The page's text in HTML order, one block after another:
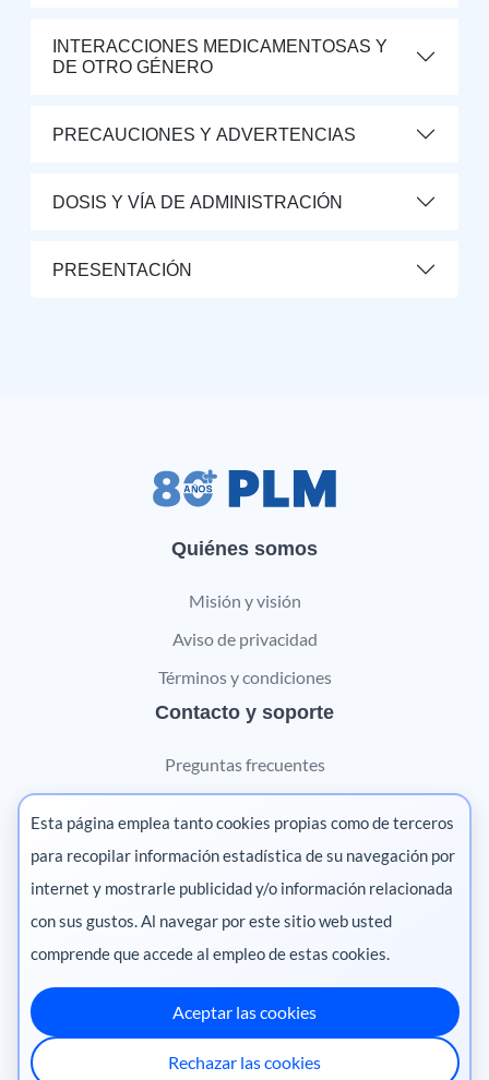
INTERACCIONES MEDICAMENTOSAS Y
DE OTRO GÉNERO
PRECAUCIONES Y ADVERTENCIAS
DOSIS Y VÍA DE ADMINISTRACIÓN
PRESENTACIÓN
Quiénes somos
Misión y visión
Aviso de privacidad
Términos y condiciones
Contacto y soporte
Preguntas frecuentes
Contáctanos
Marketing digital
Pharma
México
·
Ecuador·Perú·
Centroamérica
Chile
Esta página emplea tanto cookies propias como de terceros
para recopilar información estadística de su navegación por
internet y mostrarle publicidad y/o información relacionada
con sus gustos. Al navegar por este sitio web usted
comprende que accede al empleo de estas cookies.
Aceptar las cookies
Rechazar las cookies